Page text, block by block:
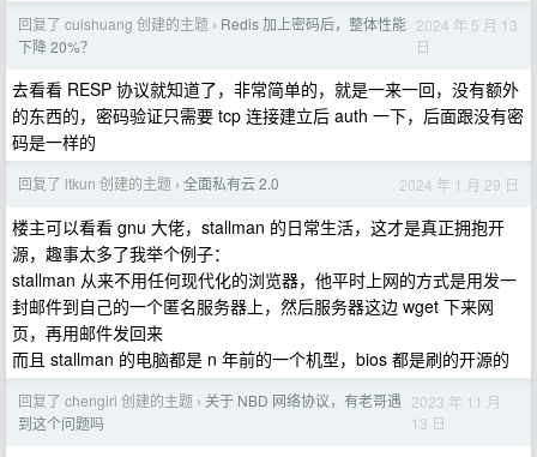
回复了 cuishuang 创建的主题 › Redis 加上密码后，整体性能
下降 20%？
2024 年 5 月 13
日
去看看 RESP 协议就知道了，非常简单的，就是一来一回，没有额外
的东西的，密码验证只需要 tcp 连接建立后 auth 一下，后面跟没有密
码是一样的
回复了 ltkun 创建的主题 › 全面私有云 2.0 2024 年 1 月 29 日
楼主可以看看 gnu 大佬，stallman 的日常生活，这才是真正拥抱开
源，趣事太多了我举个例子：
stallman 从来不用任何现代化的浏览器，他平时上网的方式是用发一
封邮件到自己的一个匿名服务器上，然后服务器这边 wget 下来网
页，再用邮件发回来
而且 stallman 的电脑都是 n 年前的一个机型，bios 都是刷的开源的
回复了 chengiri 创建的主题 › 关于 NBD 网络协议，有老哥遇
到这个问题吗
2023 年 11 月
13 日